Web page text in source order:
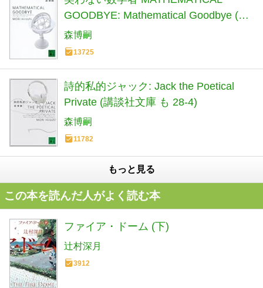
GOODBYE: Mathematical Goodbye (講
談社文庫 も 28-3)
森博嗣
13725
詩的私的ジャック: Jack the Poetical
Private (講談社文庫 も 28-4)
森博嗣
11782
もっと見る
この本を読んだ人がよく読む本
ファイア・ドーム (下)
辻村深月
3912